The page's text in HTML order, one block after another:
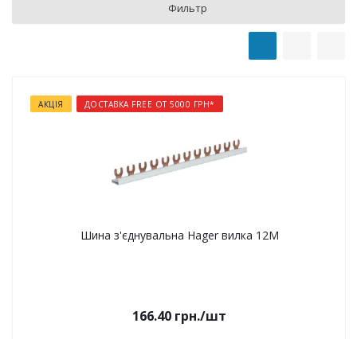
Фильтр
АКЦІЯ ДОСТАВКА FREE ОТ 5000 ГРН*
Шина з'єднувальна Hager вилка 12М
166.40 грн./шт